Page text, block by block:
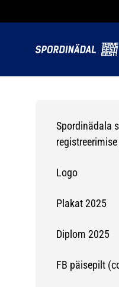
Spordinädala
Logo
Plakat 2025
Diplom 2025
FB päisepilt